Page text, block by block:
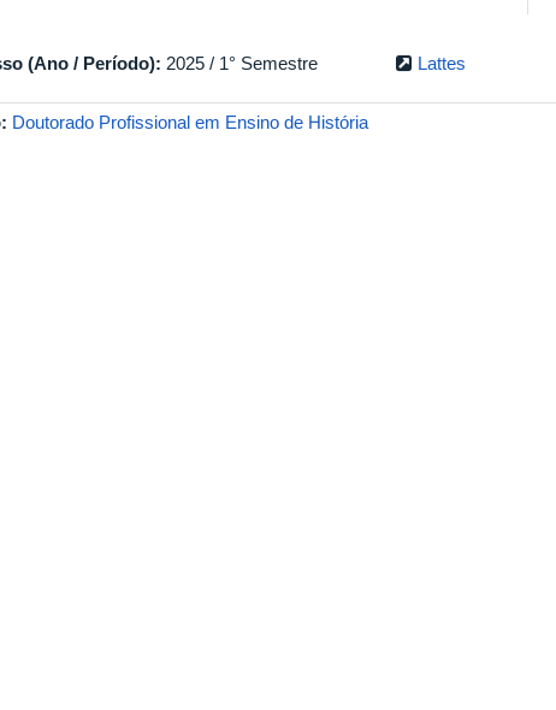
(Ano / Período): 2025 / 1° Semestre Lattes
Doutorado Profissional em Ensino de História